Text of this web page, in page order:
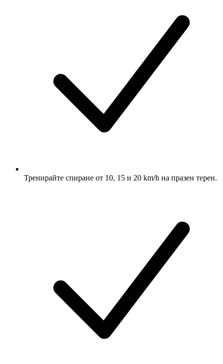
Тренирайте спиране от 10, 15 и 20 km/h на празен терен.